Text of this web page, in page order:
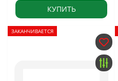
КУПИТЬ
ЗАКАНЧИВАЕТСЯ